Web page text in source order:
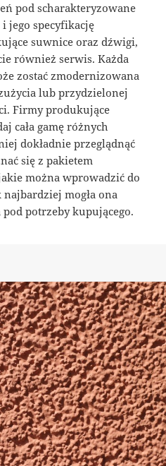
pod scharakteryzowane
jego specyfikację
suwnice oraz dźwigi,
również serwis. Każda
zostać zmodernizowana
lub przydzielonej
Firmy produkujące
cała gamę różnych
dokładnie przeglądnąć
się z pakietem
można wprowadzić do
mogła ona
potrzeby kupującego.